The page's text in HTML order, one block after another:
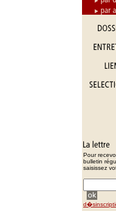
Pour
bulletin
saisissez